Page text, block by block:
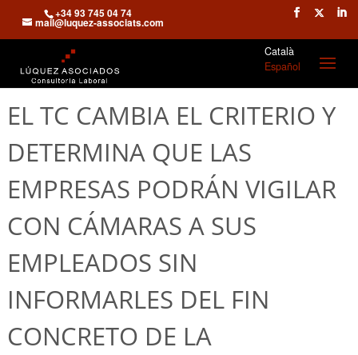
+34 93 745 04 74
mail@luquez-associats.com
Català
Español
EL TC CAMBIA EL CRITERIO Y
DETERMINA QUE LAS
EMPRESAS PODRÁN VIGILAR
CON CÁMARAS A SUS
EMPLEADOS SIN
INFORMARLES DEL FIN
CONCRETO DE LA